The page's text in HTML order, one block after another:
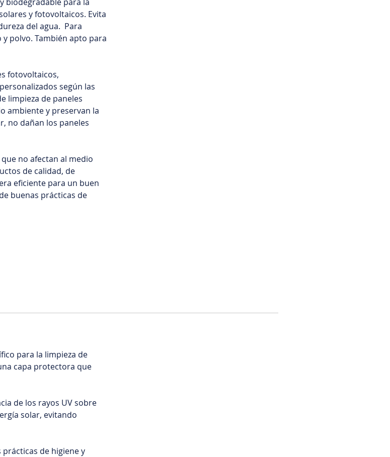
y fotovoltaicos. Evita
del agua. Para
polvo. También apto para
fotovoltaicos,
según las
limpieza de paneles
ambiente y preservan la
no dañan los paneles
no afectan al medio
de calidad, de
eficiente para un buen
buenas prácticas de
para la limpieza de
capa protectora que
de los rayos UV sobre
solar, evitando
de higiene y